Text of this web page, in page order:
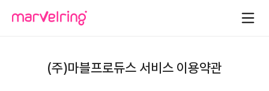
(주)마블프로듀스 서비스 이용약관